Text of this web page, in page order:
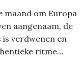
maand om Europa
aangenaam, de
verdwenen en
ritme…